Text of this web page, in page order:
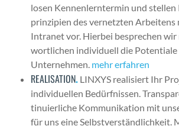
losen Ken­nen­lern­ter­min und
prinzip­i­en des ver­net­zten Arbeit­ens
Intranet vor. Hier­bei besprechen
wortlichen indi­vidu­ell die
Unternehmen. mehr erfahren
REALISATION. LINXYS real­isiert Ihr
indi­vidu­ellen Bedürfnis­sen.
tinuier­liche Kom­mu­nika­tion mit
für uns eine Selb­stver­ständlichkeit.